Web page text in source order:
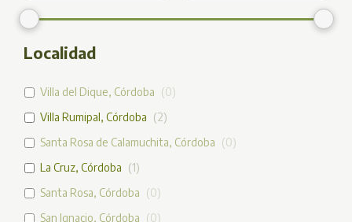
Localidad
Villa del Dique, Córdoba (0)
Villa Rumipal, Córdoba (2)
Santa Rosa de Calamuchita, Córdoba (0)
La Cruz, Córdoba (1)
Santa Rosa, Córdoba (0)
San Ignacio, Córdoba (0)